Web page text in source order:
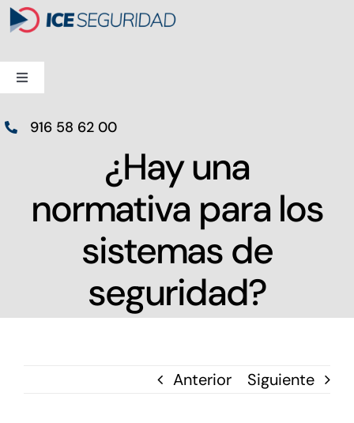
Saltar
al
contenido
Toggle
Alarmas
Videovigilancia
Control de Accesos
916 58 62 00
¿Hay una
normativa para los
sistemas de
seguridad?
Anterior Siguiente